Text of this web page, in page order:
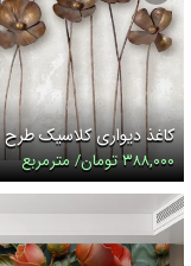
کاغذ دیواری کلاسیک طرح
۳۸۸,۰۰۰ تومان/ مترمربع